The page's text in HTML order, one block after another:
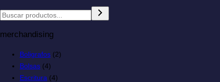
merchandising
Boligrafos (2)
Bolsas (4)
Escritura (4)